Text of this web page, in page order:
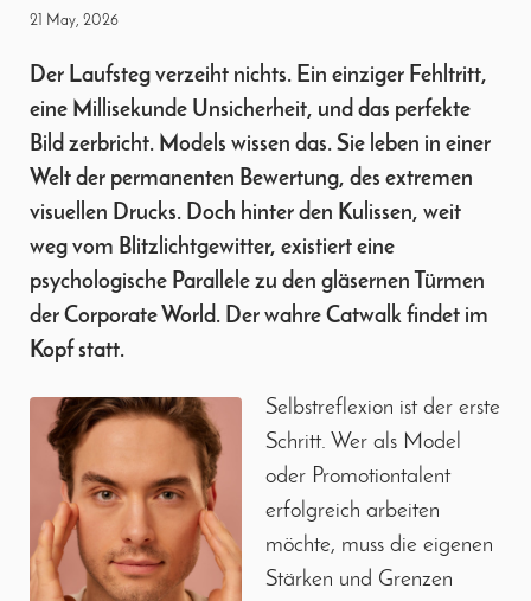
21 May, 2026
Der Laufsteg verzeiht nichts. Ein einziger Fehltritt,
eine Millisekunde Unsicherheit, und das perfekte
Bild zerbricht. Models wissen das. Sie leben in einer
Welt der permanenten Bewertung, des extremen
visuellen Drucks. Doch hinter den Kulissen, weit
weg vom Blitzlichtgewitter, existiert eine
psychologische Parallele zu den gläsernen Türmen
der Corporate World. Der wahre Catwalk findet im
Kopf statt.
Selbstreflexion ist der erste
Schritt. Wer als Model
oder Promotiontalent
erfolgreich arbeiten
möchte, muss die eigenen
Stärken und Grenzen